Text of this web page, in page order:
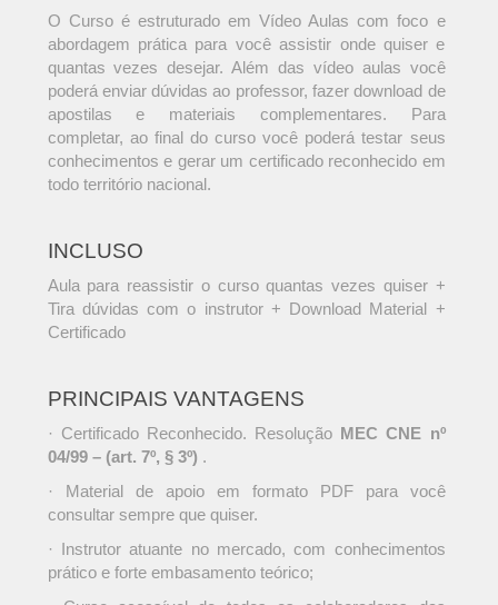
O Curso é estruturado em Vídeo Aulas com foco e
abordagem prática para você assistir onde quiser e
quantas vezes desejar. Além das vídeo aulas você
poderá enviar dúvidas ao professor, fazer download de
apostilas e materiais complementares. Para
completar, ao final do curso você poderá testar seus
conhecimentos e gerar um certificado reconhecido em
todo território nacional.
INCLUSO
Aula para reassistir o curso quantas vezes quiser +
Tira dúvidas com o instrutor + Download Material +
Certificado
PRINCIPAIS VANTAGENS
· Certificado Reconhecido. Resolução MEC CNE nº
04/99 – (art. 7º, § 3º) .
· Material de apoio em formato PDF para você
consultar sempre que quiser.
· Instrutor atuante no mercado, com conhecimentos
prático e forte embasamento teórico;